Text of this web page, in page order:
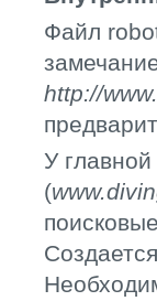
Файл
http://
У
(